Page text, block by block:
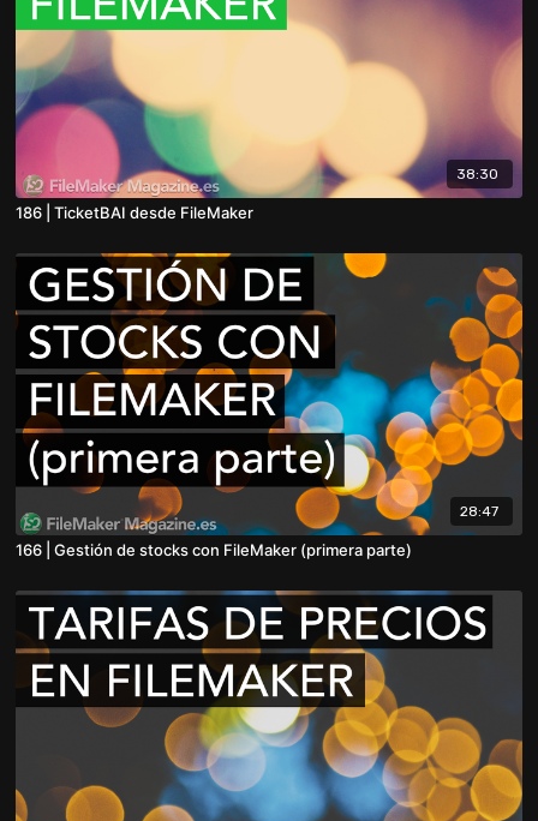
38:30
186 | TicketBAI desde FileMaker
28:47
166 | Gestión de stocks con FileMaker (primera parte)